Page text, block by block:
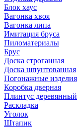
Блок хаус
Вагонка хвоя
Вагонка липа
Имитация бруса
Пиломатериалы
Брус
Доска строганная
Доска шпунтованная
Погонажные изделия
Коробка дверная
Плинтус деревянный
Раскладка
Уголок
Штапик